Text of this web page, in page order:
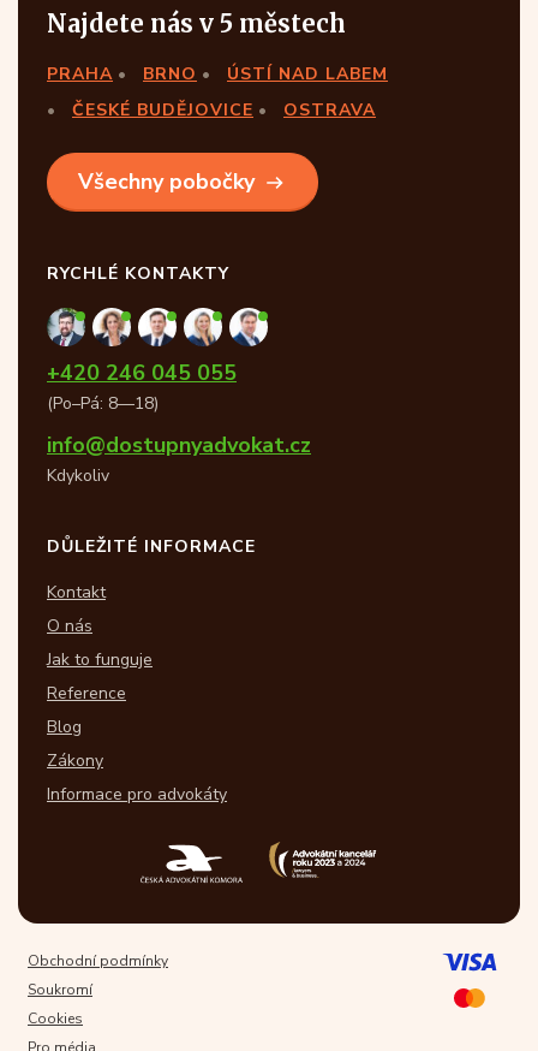
Najdete nás v 5 městech
PRAHA BRNO
ÚSTÍ NAD LABEM
ČESKÉ BUDĚJOVICE
OSTRAVA
Všechny pobočky
RYCHLÉ KONTAKTY
+420 246 045 055
(Po–Pá: 8—18)
info@dostupnyadvokat.cz
Kdykoliv
DŮLEŽITÉ INFORMACE
Kontakt
O nás
Jak to funguje
Reference
Blog
Zákony
Informace pro advokáty
Obchodní podmínky
Soukromí
Cookies